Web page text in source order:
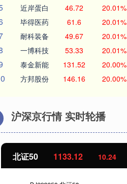
近岸蛋白 46.72 20.01%
毕得医药 61.6 20.01%
耐科装备 49.67 20.01%
一博科技 53.33 20.01%
泰金新能 131.52 20.00%
方邦股份 146.16 20.00%
沪深京行情 实时轮播
北证50 1133.16 10.29